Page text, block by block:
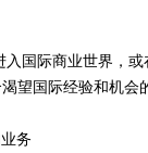
入国际商业世界，
望国际经验和机会
务